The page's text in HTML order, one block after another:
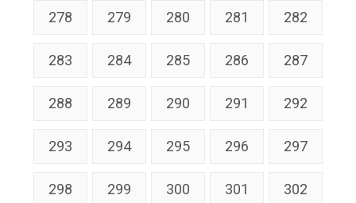
278 279 280 281 282
283 284 285 286 287
288 289 290 291 292
293 294 295 296 297
298 299 300 301 302